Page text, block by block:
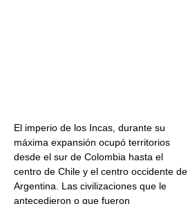
El imperio de los Incas, durante su
máxima expansión ocupó territorios
desde el sur de Colombia hasta el
centro de Chile y el centro occidente de
Argentina. Las civilizaciones que le
antecedieron o que fueron